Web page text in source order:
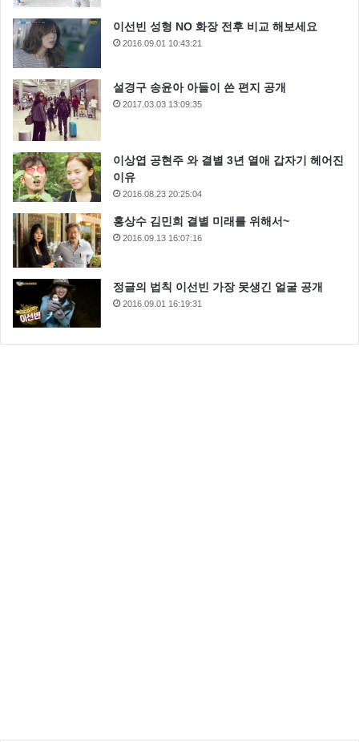
이선빈 성형 NO 화장 전후 비교 해보세요
2016.09.01 10:43:21
설경구 송윤아 아들이 쓴 편지 공개
2017.03.03 13:09:35
이상엽 공현주 와 결별 3년 열애 갑자기 헤어진
이유
2016.08.23 20:25:04
홍상수 김민희 결별 미래를 위해서~
2016.09.13 16:07:16
정글의 법칙 이선빈 가장 못생긴 얼굴 공개
2016.09.01 16:19:31